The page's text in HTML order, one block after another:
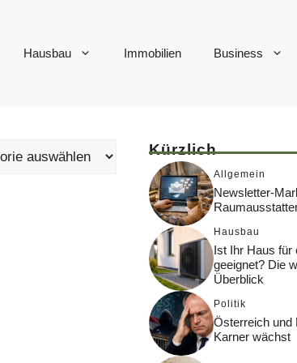
Hausbau Immobilien Business
Kürzlich
Allgemein
Newsletter-
Hausbau
Ist Ihr Haus für
geeignet? Die
Überblick
Politik
Österreich und
Karner wächst